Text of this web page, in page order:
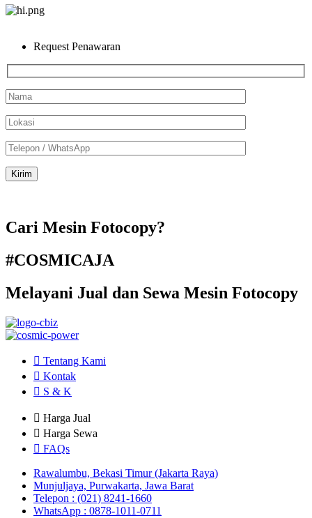
Request Penawaran
Cari Mesin Fotocopy?
#COSMICAJA
Melayani Jual dan Sewa Mesin Fotocopy
Tentang Kami
Kontak
S & K
Harga Jual
Harga Sewa
FAQs
Rawalumbu, Bekasi Timur (Jakarta Raya)
Munjuljaya, Purwakarta, Jawa Barat
Telepon : (021) 8241-1660
WhatsApp : 0878-1011-0711